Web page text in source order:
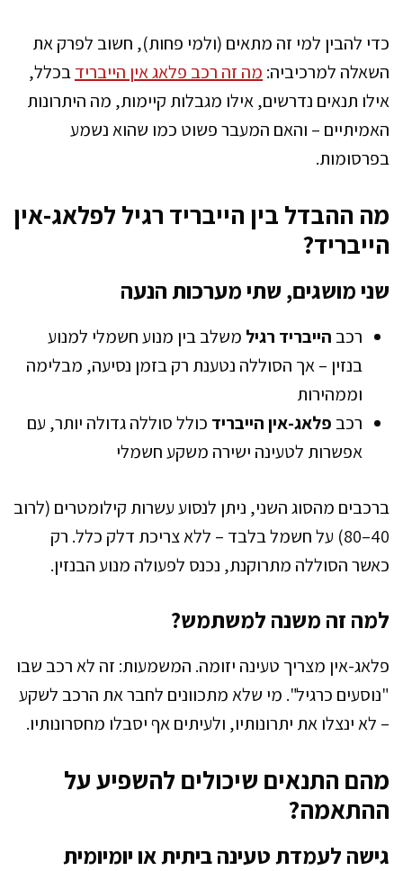
כדי להבין למי זה מתאים (ולמי פחות), חשוב לפרק את
השאלה למרכיביה: מה זה רכב פלאג אין הייברידבכלל,
אילו תנאים נדרשים, אילו מגבלות קיימות, מה היתרונות
האמיתיים – והאם המעבר פשוט כמו שהוא נשמע
בפרסומות.
מה ההבדל בין הייבריד רגיל לפלאג-אין
הייבריד?
שני מושגים, שתי מערכות הנעה
רכב הייבריד רגיל משלב בין מנוע חשמלי למנוע
בנזין – אך הסוללה נטענת רק בזמן נסיעה, מבלימה
וממהירות
רכב פלאג-אין הייבריד כולל סוללה גדולה יותר, עם
אפשרות לטעינה ישירה משקע חשמלי
ברכבים מהסוג השני, ניתן לנסוע עשרות קילומטרים (לרוב
40–80) על חשמל בלבד – ללא צריכת דלק כלל. רק
כאשר הסוללה מתרוקנת, נכנס לפעולה מנוע הבנזין.
למה זה משנה למשתמש?
פלאג-אין מצריך טעינה יזומה. המשמעות: זה לא רכב שבו
"נוסעים כרגיל". מי שלא מתכוונים לחבר את הרכב לשקע
– לא ינצלו את יתרונותיו, ולעיתים אף יסבלו מחסרונותיו.
מהם התנאים שיכולים להשפיע על
ההתאמה?
גישה לעמדת טעינה ביתית או יומיומית